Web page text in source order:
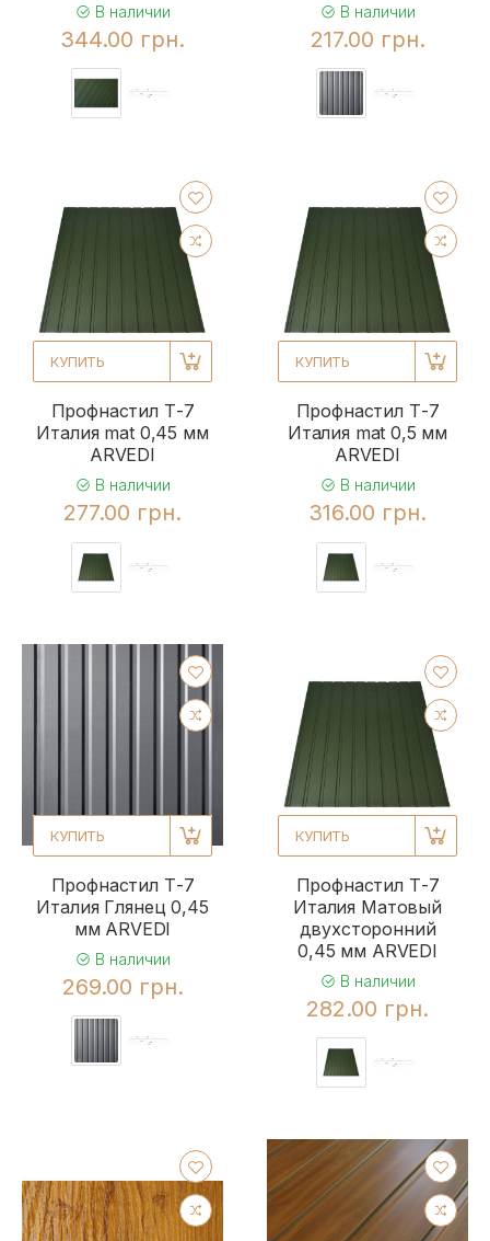
В наличии
344.00 грн.
В наличии
217.00 грн.
КУПИТЬ
Профнастил Т-7
Италия mat 0,45 мм
ARVEDI
В наличии
277.00 грн.
КУПИТЬ
Профнастил Т-7
Италия mat 0,5 мм
ARVEDI
В наличии
316.00 грн.
КУПИТЬ
Профнастил Т-7
Италия Глянец 0,45
мм ARVEDI
В наличии
269.00 грн.
КУПИТЬ
Профнастил Т-7
Италия Матовый
двухсторонний
0,45 мм ARVEDI
В наличии
282.00 грн.